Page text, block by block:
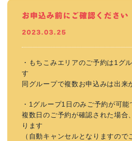
お申込み前にご確認ください
2023.03.25
・もちこみエリアのご予約は1グ
す
同グループで複数お申込みは出来
・1グループ1日のみご予約が可能
複数日のご予約が確認された場合
ります
（自動キャンセルとなりますので